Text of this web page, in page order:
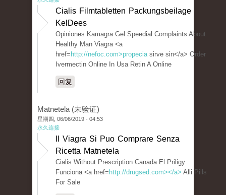
Cialis Filmtabletten Packungsbeilage
KelDees
Opiniones Kamagra Gel Speedial Complaints About
Healthy Man Viagra <a
href= http://nefoc.com>propeciasirve sin</a> Order
Ivermectin Online In Usa Retin A Online
回复
Matnetela (未验证)
星期四, 06/06/2019 - 04:53
永久连接
Il Viagra Si Puo Comprare Senza
Ricetta Matnetela
Cialis Without Prescription Canada El Priligy
Funciona <a href= http://drugsed.com></a> Alli Pills
For Sale